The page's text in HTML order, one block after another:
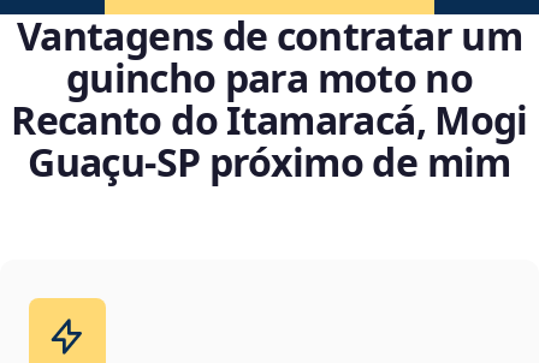
Vantagens de contratar um
guincho para moto no
Recanto do Itamaracá, Mogi
Guaçu‑SP próximo de mim